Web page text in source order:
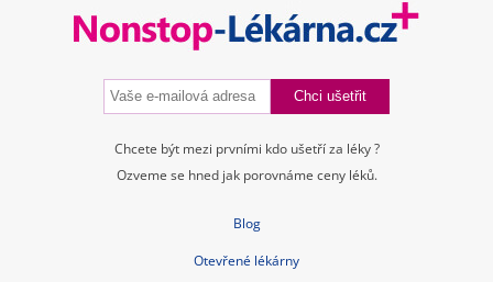
Chcete být mezi prvními kdo ušetří za léky ?
Ozveme se hned jak porovnáme ceny léků.
Blog
Otevřené lékárny